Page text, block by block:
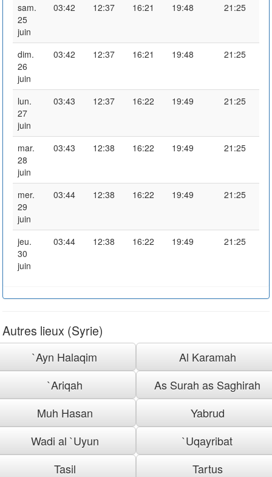
sam.
25
juin
03:42 12:37 16:21 19:48 21:25
dim.
26
juin
03:42 12:37 16:21 19:48 21:25
lun.
27
juin
03:43 12:37 16:22 19:49 21:25
mar.
28
juin
03:43 12:38 16:22 19:49 21:25
mer.
29
juin
03:44 12:38 16:22 19:49 21:25
jeu.
30
juin
03:44 12:38 16:22 19:49 21:25
Autres lieux (Syrie)
`Ayn Halaqim
Al Karamah
`Ariqah
As Surah as Saghirah
Muh Hasan
Yabrud
Wadi al `Uyun
`Uqayribat
Tasil
Tartus